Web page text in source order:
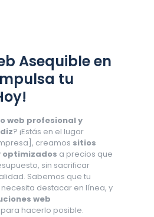
Asequible en
tu
web profesional y
? ¡Estás en el lugar
creamos sitios
optimizados a precios que
sin sacrificar
Sabemos que tu
destacar en línea, y
web
para hacerlo posible.